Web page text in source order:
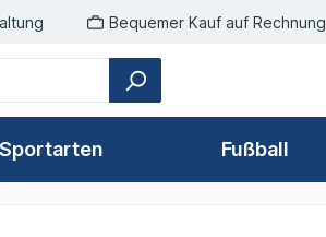
Bequemer Kauf auf Rechnung
Sportarten Fußball